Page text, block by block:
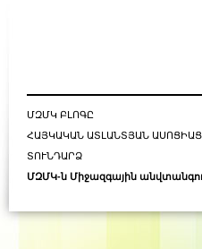
ՄԶՄԿ ԲԼՈԳԸ
ՀԱՅԿԱԿԱՆ ԱՏԼԱՆՏՅԱՆ
ՏՈՒՆԴԱՐՁ
ՄԶՄԿ-ն Միջազգային